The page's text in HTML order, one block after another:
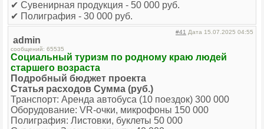
✔ Сувенирная продукция - 50 000 руб.
✔ Полиграфия - 30 000 руб.
#41 Дата 15.07.2025 04:55
admin
сообщений: 65535
Социальный туризм по родному краю людей
старшего возраста
Подробный бюджет проекта
Статья расходов Сумма (руб.)
Транспорт: Аренда автобуса (10 поездок) 300 000
Оборудование: VR-очки, микрофоны 150 000
Полиграфия: Листовки, буклеты 50 000